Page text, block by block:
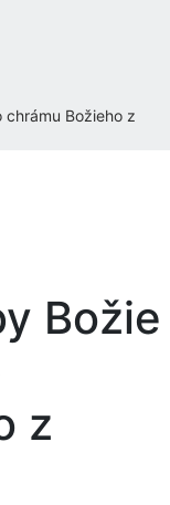
Božieho z
Božie
z